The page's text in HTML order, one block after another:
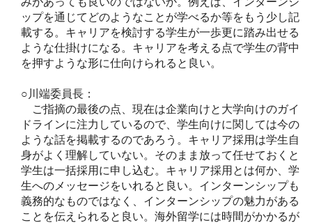
ップを通じてどのようなことが学べるか等をもう少し記
載する。キャリアを検討する学生が一歩更に踏み出せる
ような仕掛けになる。キャリアを考える点で学生の背中
を押すような形に仕向けられると良い。
○川端委員長：
ご指摘の最後の点、現在は企業向けと大学向けのガイ
ドラインに注力しているので、学生向けに関しては今の
ような話を掲載するのであろう。キャリア採用は学生自
身がよく理解していない。そのまま放って任せておくと
学生は一括採用に申し込む。キャリア採用とは何か、学
生へのメッセージをいれると良い。インターンシップも
義務的なものではなく、インターンシップの魅力がある
ことを伝えられると良い。海外留学には時間がかかるが